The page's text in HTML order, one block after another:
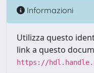
Informazioni
Utilizza questo
link a questo
https://